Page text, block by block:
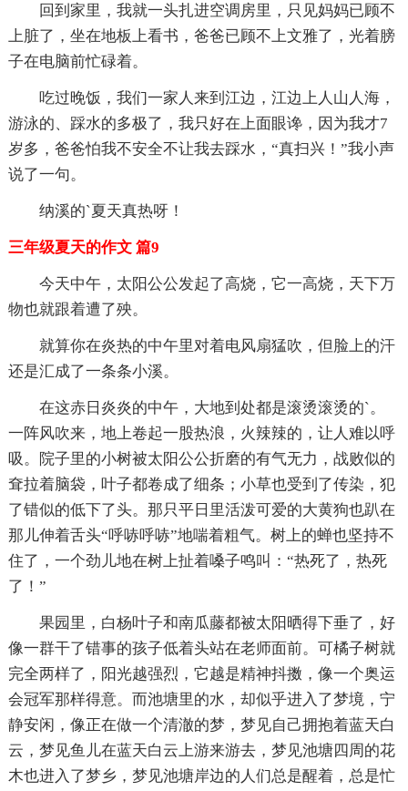
回到家里，我就一头扎进空调房里，只见妈妈已顾不
上脏了，坐在地板上看书，爸爸已顾不上文雅了，光着膀
子在电脑前忙碌着。
吃过晚饭，我们一家人来到江边，江边上人山人海，
游泳的、踩水的多极了，我只好在上面眼谗，因为我才7
岁多，爸爸怕我不安全不让我去踩水，“真扫兴！”我小声
说了一句。
纳溪的`夏天真热呀！
三年级夏天的作文 篇9
今天中午，太阳公公发起了高烧，它一高烧，天下万
物也就跟着遭了殃。
就算你在炎热的中午里对着电风扇猛吹，但脸上的汗
还是汇成了一条条小溪。
在这赤日炎炎的中午，大地到处都是滚烫滚烫的`。
一阵风吹来，地上卷起一股热浪，火辣辣的，让人难以呼
吸。院子里的小树被太阳公公折磨的有气无力，战败似的
耷拉着脑袋，叶子都卷成了细条；小草也受到了传染，犯
了错似的低下了头。那只平日里活泼可爱的大黄狗也趴在
那儿伸着舌头“呼哧呼哧”地喘着粗气。树上的蝉也坚持不
住了，一个劲儿地在树上扯着嗓子鸣叫：“热死了，热死
了！”
果园里，白杨叶子和南瓜藤都被太阳晒得下垂了，好
像一群干了错事的孩子低着头站在老师面前。可橘子树就
完全两样了，阳光越强烈，它越是精神抖擞，像一个奥运
会冠军那样得意。而池塘里的水，却似乎进入了梦境，宁
静安闲，像正在做一个清澈的梦，梦见自己拥抱着蓝天白
云，梦见鱼儿在蓝天白云上游来游去，梦见池塘四周的花
木也进入了梦乡，梦见池塘岸边的人们总是醒着，总是忙